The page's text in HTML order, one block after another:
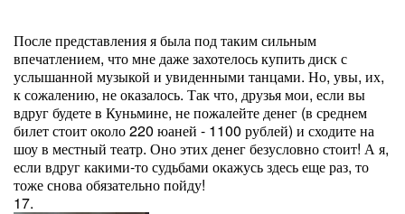
После представления я была под таким сильным
впечатлением, что мне даже захотелось купить диск с
услышанной музыкой и увиденными танцами. Но, увы, их,
к сожалению, не оказалось. Так что, друзья мои, если вы
вдруг будете в Куньмине, не пожалейте денег (в среднем
билет стоит около 220 юаней - 1100 рублей) и сходите на
шоу в местный театр. Оно этих денег безусловно стоит! А я,
если вдруг какими-то судьбами окажусь здесь еще раз, то
тоже снова обязательно пойду!
17.